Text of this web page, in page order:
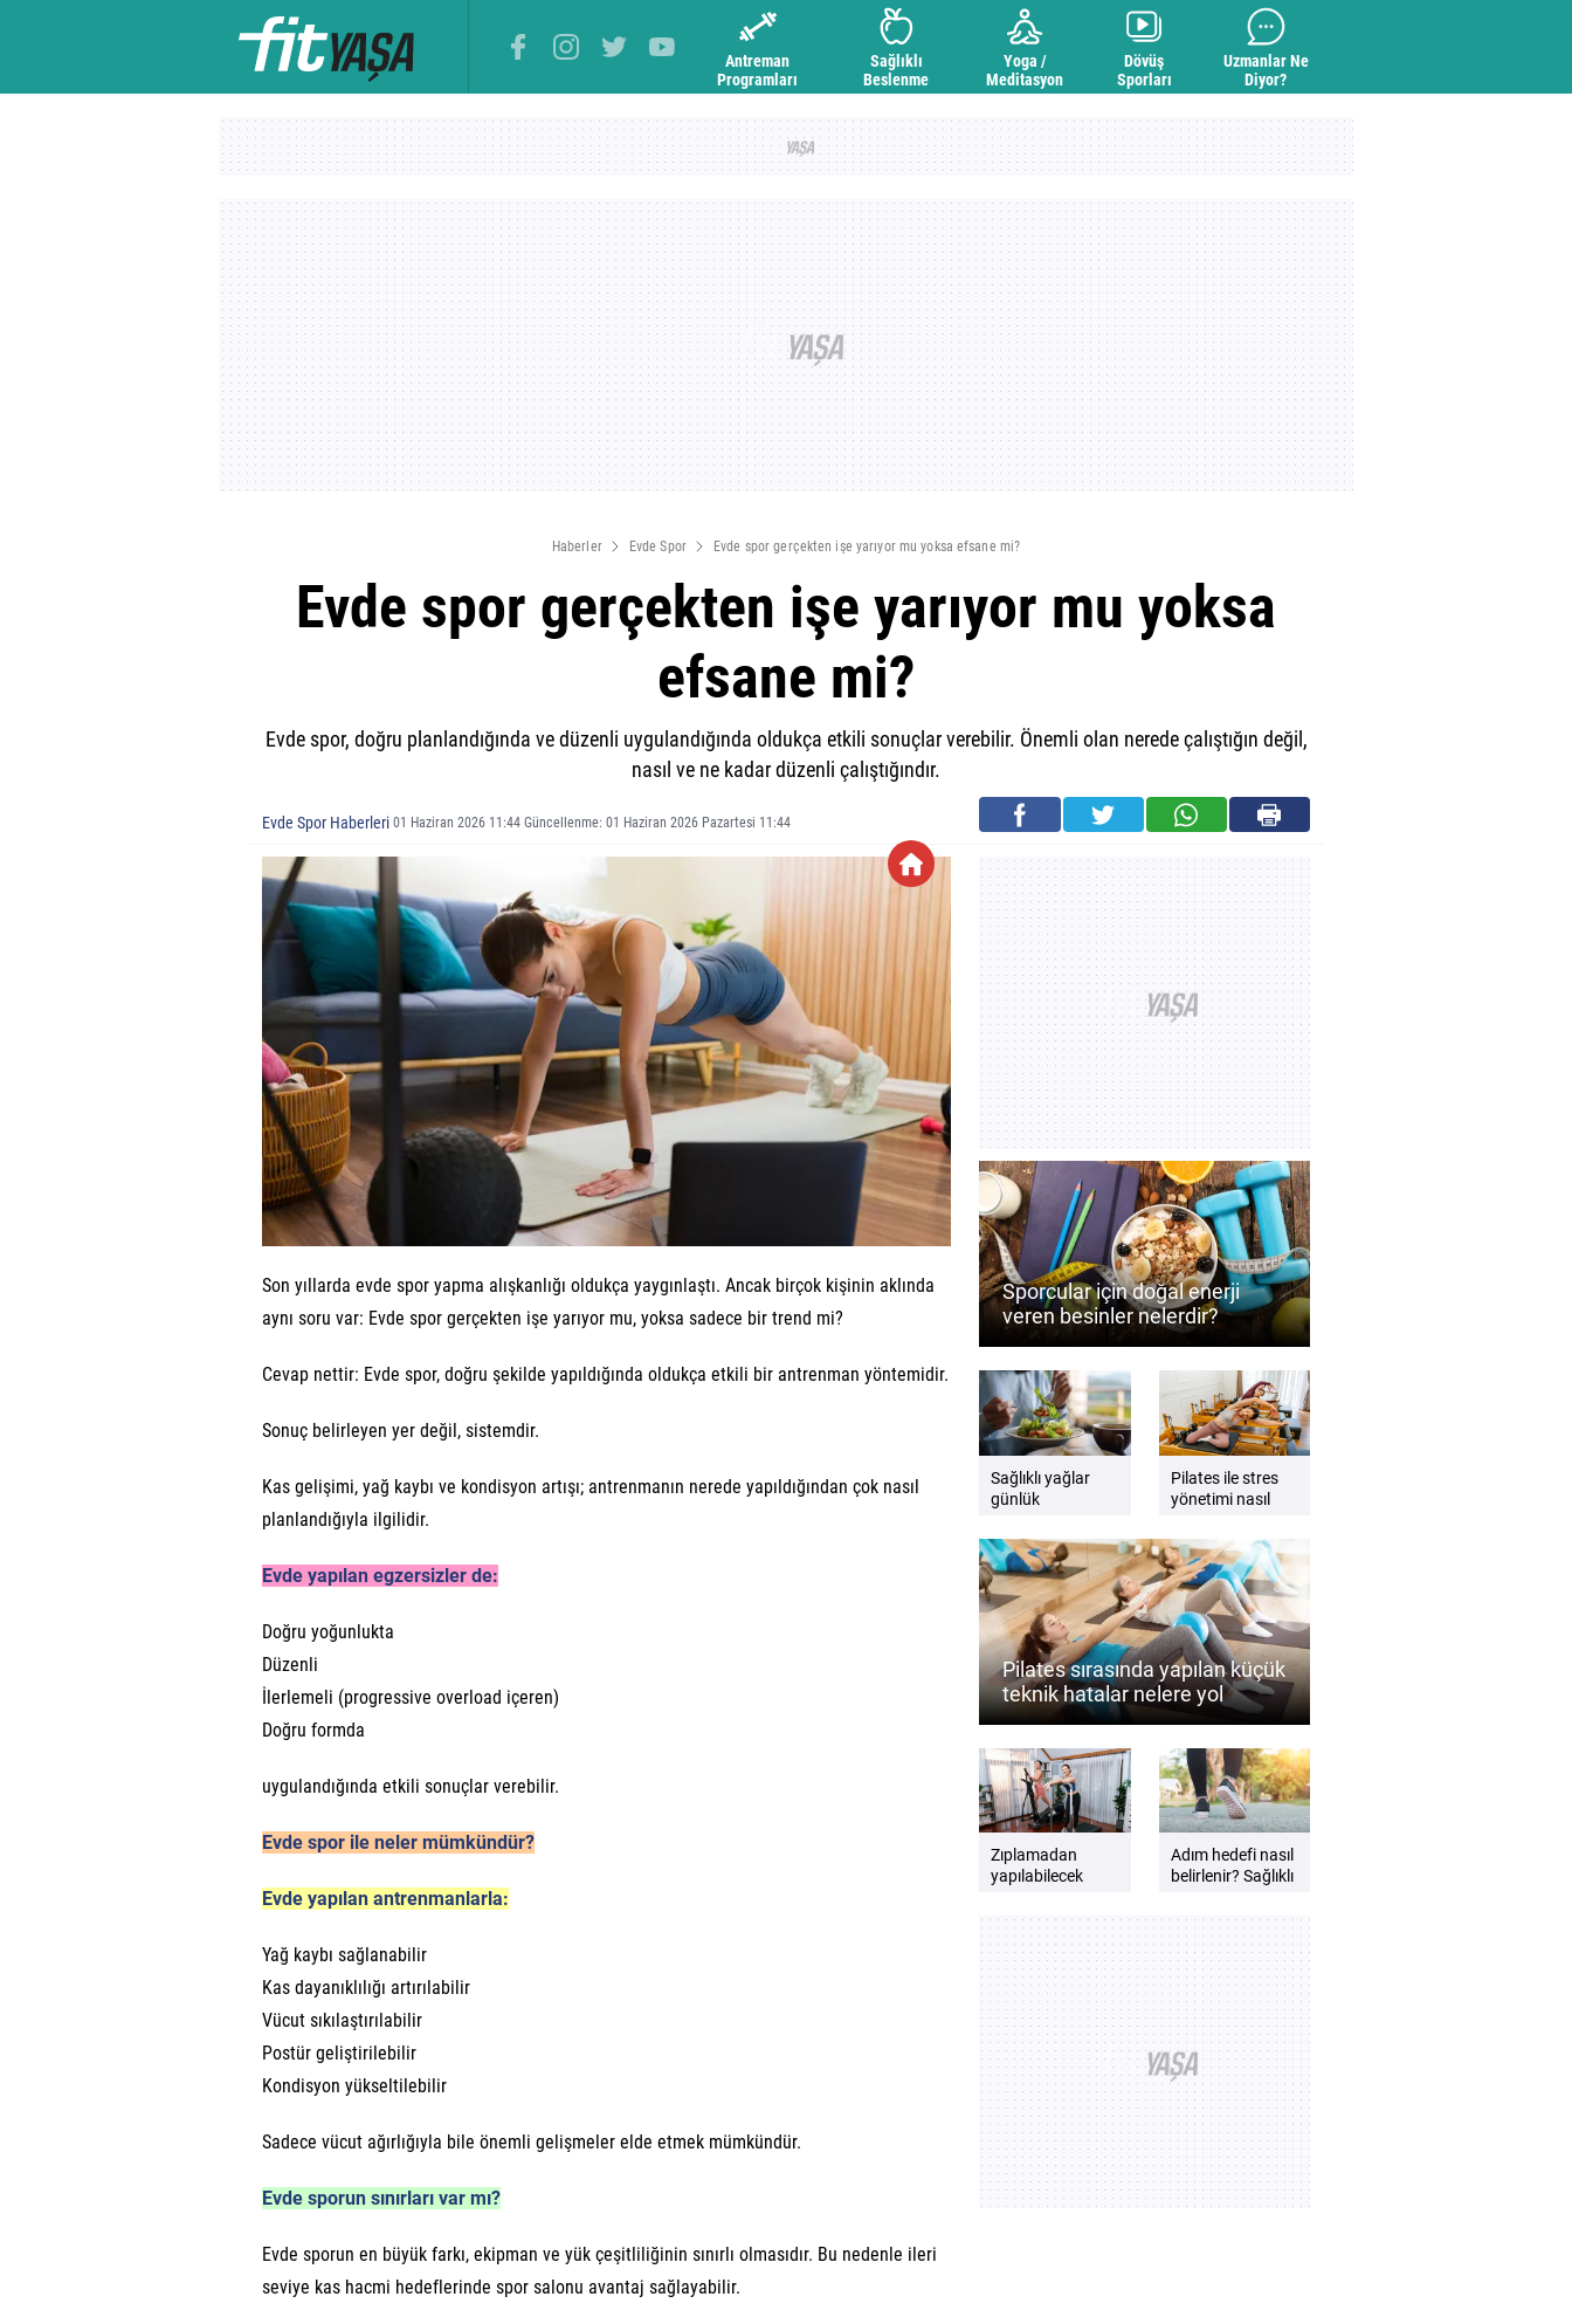
Antreman
Programları
Sağlıklı
Beslenme
Yoga /
Meditasyon
Dövüş
Sporları
Uzmanlar Ne
Diyor?
Haberler Evde Spor Evde spor gerçekten işe yarıyor mu yoksa efsane mi?
Evde spor gerçekten işe yarıyor mu yoksa
efsane mi?
Evde spor, doğru planlandığında ve düzenli uygulandığında oldukça etkili sonuçlar verebilir. Önemli olan nerede çalıştığın değil,
nasıl ve ne kadar düzenli çalıştığındır.
Evde Spor Haberleri 01 Haziran 2026 11:44 Güncellenme: 01 Haziran 2026 Pazartesi 11:44
Son yıllarda evde spor yapma alışkanlığı oldukça yaygınlaştı. Ancak birçok kişinin aklında
aynı soru var: Evde spor gerçekten işe yarıyor mu, yoksa sadece bir trend mi?
Cevap nettir: Evde spor, doğru şekilde yapıldığında oldukça etkili bir antrenman yöntemidir.
Sonuç belirleyen yer değil, sistemdir.
Kas gelişimi, yağ kaybı ve kondisyon artışı; antrenmanın nerede yapıldığından çok nasıl
planlandığıyla ilgilidir.
Evde yapılan egzersizler de:
Doğru yoğunlukta
Düzenli
İlerlemeli (progressive overload içeren)
Doğru formda
uygulandığında etkili sonuçlar verebilir.
Evde spor ile neler mümkündür?
Evde yapılan antrenmanlarla:
Yağ kaybı sağlanabilir
Kas dayanıklılığı artırılabilir
Vücut sıkılaştırılabilir
Postür geliştirilebilir
Kondisyon yükseltilebilir
Sadece vücut ağırlığıyla bile önemli gelişmeler elde etmek mümkündür.
Evde sporun sınırları var mı?
Evde sporun en büyük farkı, ekipman ve yük çeşitliliğinin sınırlı olmasıdır. Bu nedenle ileri
seviye kas hacmi hedeflerinde spor salonu avantaj sağlayabilir.
Sporcular için doğal enerji
veren besinler nelerdir?
Performansı destekleyen
besin önerileri
Sağlıklı yağlar
günlük
yer almalıdır?
Pilates ile stres
yönetimi nasıl
Zihin ve beden
dengesini
güçlendiren
öneriler
Pilates sırasında yapılan küçük
teknik hatalar nelere yol
açabilir?
Zıplamadan
yapılabilecek
hareketleri
nelerdir?
Adım hedefi nasıl
belirlenir? Sağlıklı
ipuçları